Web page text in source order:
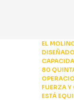
EL
80
FUERZA
ESTÁ